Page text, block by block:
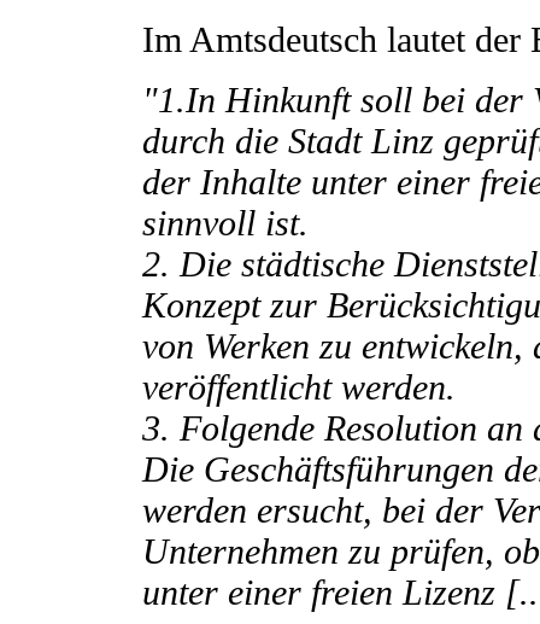
Im Amtsdeutsch lautet der
"1.In Hinkunft soll bei der
durch die Stadt Linz
der Inhalte unter einer
sinnvoll ist.
2. Die städtische
Konzept zur
von Werken zu
veröffentlicht werden.
3. Folgende Resolution
Die Geschäftsführungen
werden ersucht, bei der
Unternehmen zu prüfen,
unter einer freien Lizenz